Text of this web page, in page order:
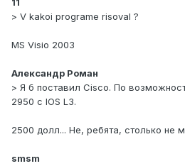
11
> V kakoi programe risoval ?
MS Visio 2003
Александр Роман
> Я б поставил Cisco. По
2950 с IOS L3.
2500 долл... Не, ребята, столько не
smsm